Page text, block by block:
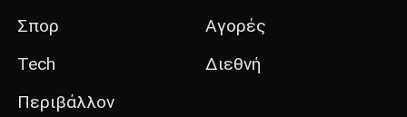
Σπορ
Tech
Περιβάλλον
Αγορές
Διεθνή